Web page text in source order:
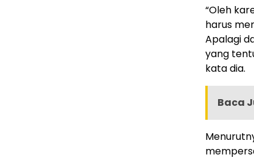
“Oleh
harus
Apalagi
yang
kata dia.
Baca